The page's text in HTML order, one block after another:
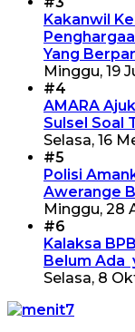
Kakanwil
Yang
Minggu, 19
#4
AMARA
Sulsel Soal
Selasa, 16
#5
Polisi
Awerange
Minggu, 28
#6
Kalaksa
Belum Ada
Selasa, 8